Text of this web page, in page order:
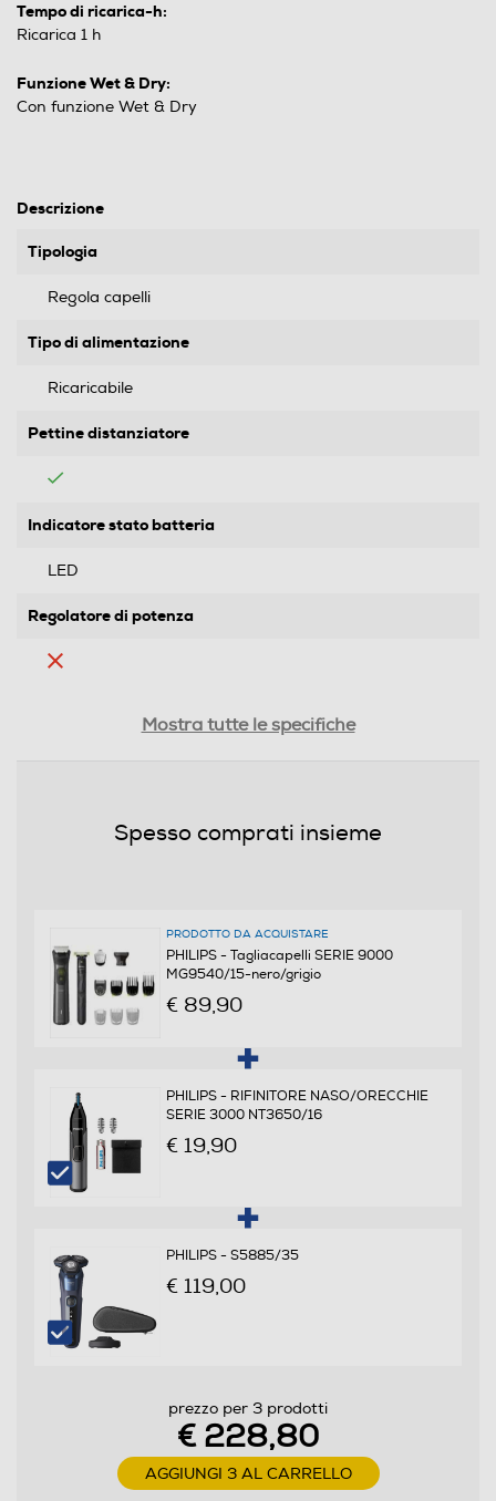
Tempo di ricarica-h:
Ricarica 1 h
Funzione Wet & Dry:
Con funzione Wet & Dry
Descrizione
Tipologia
Regola capelli
Tipo di alimentazione
Ricaricabile
Pettine distanziatore
Indicatore stato batteria
LED
Regolatore di potenza
Lavabile
Lavabile
Funzione memoria di taglio
Blocco di sicurezza
Materiale lama
Autolubrificazione lame
Mostra tutte le specifiche
Spesso comprati insieme
PRODOTTO DA ACQUISTARE
PHILIPS - Tagliacapelli SERIE 9000
MG9540/15-nero/grigio
€ 89,90
PHILIPS - RIFINITORE NASO/ORECCHIE
SERIE 3000 NT3650/16
€ 19,90
PHILIPS - S5885/35
€ 119,00
prezzo per 3 prodotti
€ 228,80
AGGIUNGI 3 AL CARRELLO